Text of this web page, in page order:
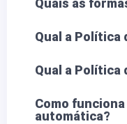
Quais as
Qual a Política
Qual a Política
Como
automática?